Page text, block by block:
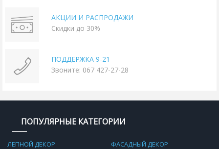
АКЦИИ И РАСПРОДАЖИ
Скидки до 30%
ПОДДЕРЖКА 9-21
Звоните: 067 427-27-28
ПОПУЛЯРНЫЕ КАТЕГОРИИ
ЛЕПНОЙ ДЕКОР
ФАСАДНЫЙ ДЕКОР